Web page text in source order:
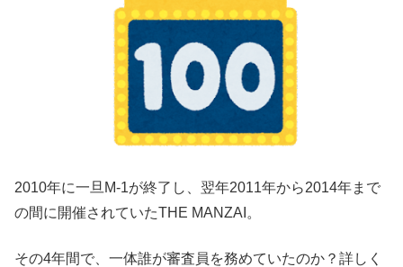
2010年に一旦M-1が終了し、翌年2011年から2014年まで
の間に開催されていたTHE MANZAI。
その4年間で、一体誰が審査員を務めていたのか？詳しく